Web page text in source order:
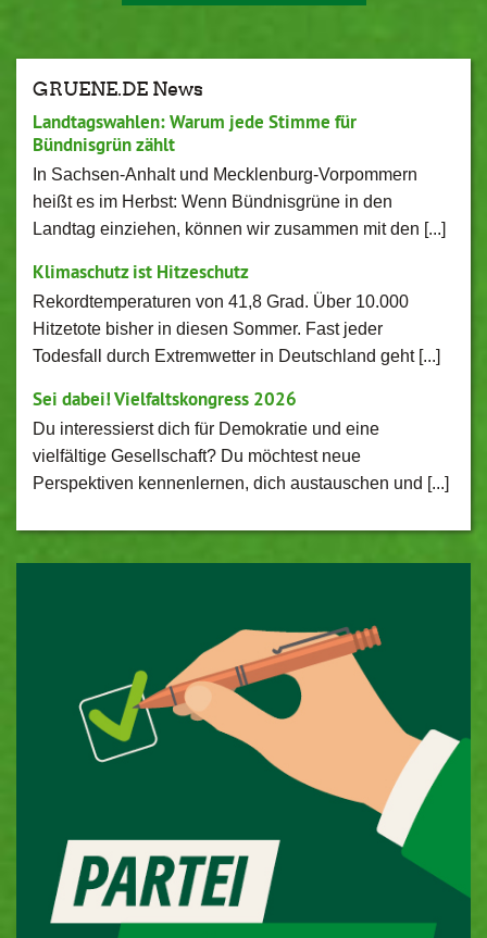
GRUENE.DE News
Landtagswahlen: Warum jede Stimme für
Bündnisgrün zählt
In Sachsen-Anhalt und Mecklenburg-Vorpommern
heißt es im Herbst: Wenn Bündnisgrüne in den
Landtag einziehen, können wir zusammen mit den [...]
Klimaschutz ist Hitzeschutz
Rekordtemperaturen von 41,8 Grad. Über 10.000
Hitzetote bisher in diesen Sommer. Fast jeder
Todesfall durch Extremwetter in Deutschland geht [...]
Sei dabei! Vielfaltskongress 2026
Du interessierst dich für Demokratie und eine
vielfältige Gesellschaft? Du möchtest neue
Perspektiven kennenlernen, dich austauschen und [...]